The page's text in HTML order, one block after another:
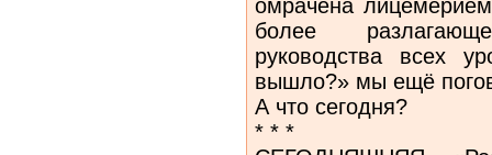
омрачена
более
руководства всех
вышло?» мы ещё
А что сегодня?
* * *